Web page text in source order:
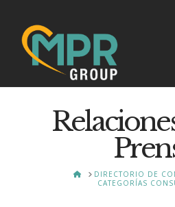
HOMEDIRECTORIO DE
CATEGORÍAS